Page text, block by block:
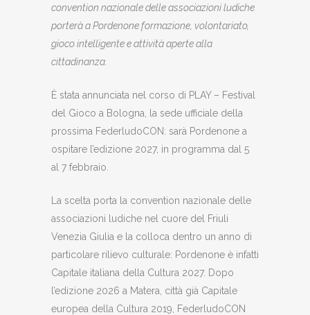
convention nazionale delle associazioni ludiche
porterà a Pordenone formazione, volontariato,
gioco intelligente e attività aperte alla
cittadinanza.
È stata annunciata nel corso di PLAY – Festival
del Gioco a Bologna, la sede ufficiale della
prossima FederludoCON: sarà Pordenone a
ospitare l’edizione 2027, in programma dal 5
al 7 febbraio.
La scelta porta la convention nazionale delle
associazioni ludiche nel cuore del Friuli
Venezia Giulia e la colloca dentro un anno di
particolare rilievo culturale: Pordenone è infatti
Capitale italiana della Cultura 2027. Dopo
l’edizione 2026 a Matera, città già Capitale
europea della Cultura 2019, FederludoCON